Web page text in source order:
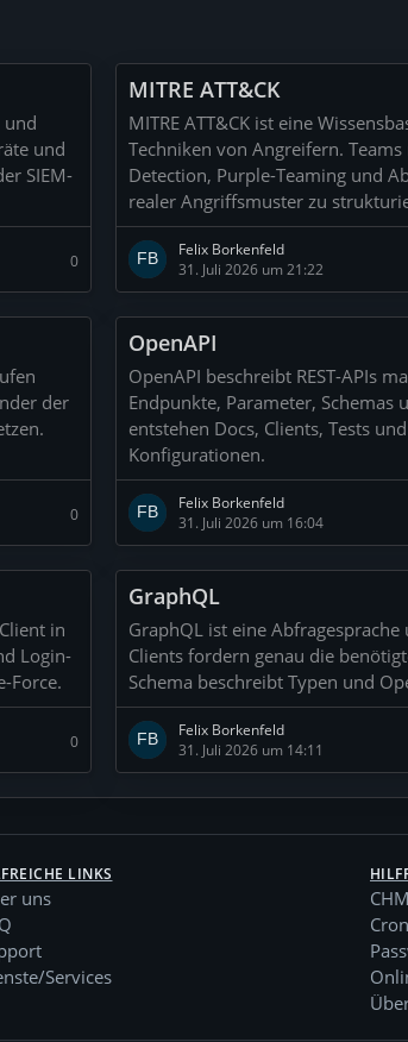
und
und
SIEM-
0
MITRE ATT&CK
MITRE ATT&CK ist eine
Techniken von Angreifern.
Detection, Purple-Teaming und
realer Angriffsmuster zu
Felix Borkenfeld
31. Juli 2026 um 21:22
der
0
OpenAPI
OpenAPI beschreibt REST-APIs
Endpunkte, Parameter, Schemas
entstehen Docs, Clients, Tests
Konfigurationen.
Felix Borkenfeld
31. Juli 2026 um 16:04
in
Login-
Force.
0
GraphQL
GraphQL ist eine
Clients fordern genau die
Schema beschreibt Typen und
Felix Borkenfeld
31. Juli 2026 um 14:11
LINKS
uns
Services